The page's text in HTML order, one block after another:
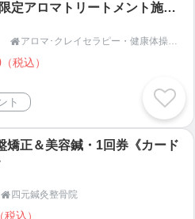
定アロマトリートメント施術
 アロマ･クレイセラピー・健康体操・サロン＆スクール [アラ･マーリエalamale] [TAOタオ]
（税込）
ト
矯正＆美容鍼・1回券《カード
 四元鍼灸整骨院
（税込）